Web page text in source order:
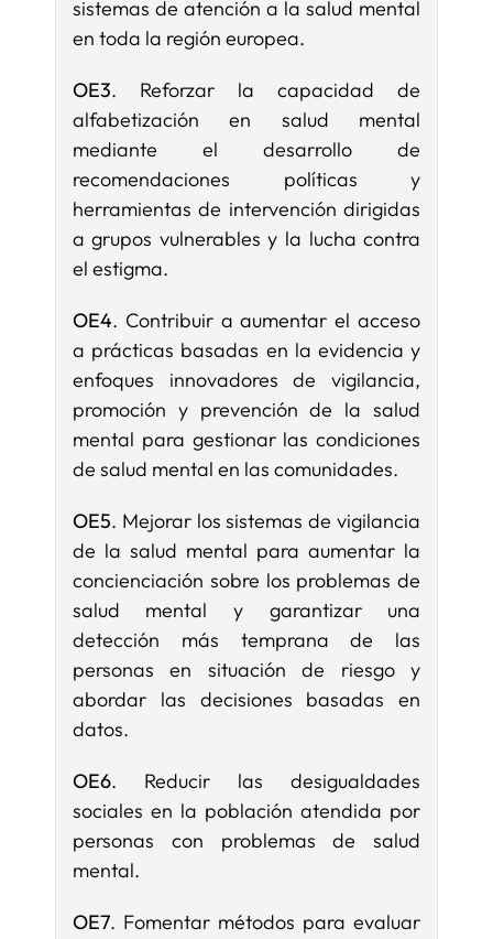
sistemas de atención a la salud mental
en toda la región europea.
OE3. Reforzar la capacidad de
alfabetización en salud mental
mediante el desarrollo de
recomendaciones políticas y
herramientas de intervención dirigidas
a grupos vulnerables y la lucha contra
el estigma.
OE4. Contribuir a aumentar el acceso
a prácticas basadas en la evidencia y
enfoques innovadores de vigilancia,
promoción y prevención de la salud
mental para gestionar las condiciones
de salud mental en las comunidades.
OE5. Mejorar los sistemas de vigilancia
de la salud mental para aumentar la
concienciación sobre los problemas de
salud mental y garantizar una
detección más temprana de las
personas en situación de riesgo y
abordar las decisiones basadas en
datos.
OE6. Reducir las desigualdades
sociales en la población atendida por
personas con problemas de salud
mental.
OE7. Fomentar métodos para evaluar